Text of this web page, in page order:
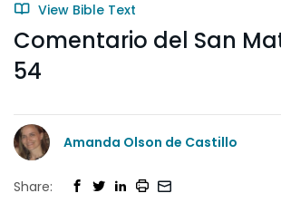
View Bible Text
Comentario del San
54
Amanda Olson de Castillo
Share: